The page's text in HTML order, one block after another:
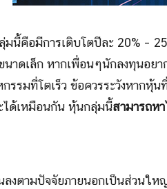
นี้คือมีการเติบโตปีละ 20% –
นาดเล็ก หากเพื่อนๆนักลงทุนอย
รรมที่โตเร็ว ข้อควรระวังหาก
ได้เหมือนกัน หุ้นกลุ่มนี้สามารถห
งตามปัจจัยภายนอกเป็นส่วนให